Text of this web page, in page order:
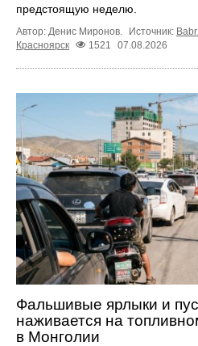
предстоящую неделю.
Автор: Денис Миронов. Источник:
Красноярск
1521 07.08.2026
Фальшивые ярлыки и
наживается на
в Монголии